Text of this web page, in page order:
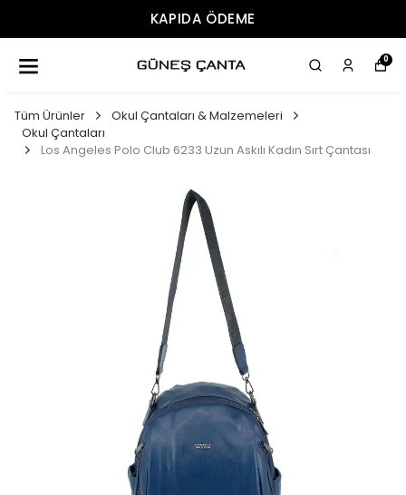
KAPIDA ÖDEME
0
Tüm Ürünler
Okul Çantaları & Malzemeleri
Okul Çantaları
Los Angeles Polo Club 6233 Uzun Askılı Kadın Sırt Çantası